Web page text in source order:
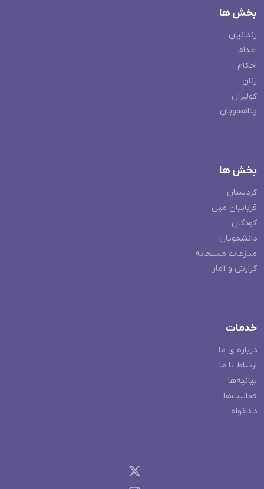
بخش ها
زندانیان
اعدام
احکام
زنان
کولبران
پناهجویان
بخش ها
کردستان
قربانیان مین
کودکان
دانشجویان
منازعات مسلحانه
گزارش و آمار
خدمات
درباره ی ما
ارتباط با ما
بیانیه‌ها
فعالیت‌ها
دادخواه